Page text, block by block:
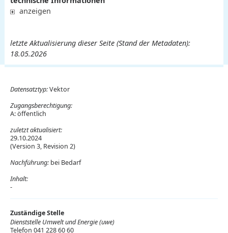
anzeigen
letzte Aktualisierung dieser Seite (Stand der Metadaten):
18.05.2026
Datensatztyp:Vektor
Zugangsberechtigung:
A: öffentlich
zuletzt aktualisiert:
29.10.2024
(Version 3, Revision 2)
Nachführung:bei Bedarf
Inhalt:
-
Zuständige Stelle
Dienststelle Umwelt und Energie (uwe)
Telefon 041 228 60 60